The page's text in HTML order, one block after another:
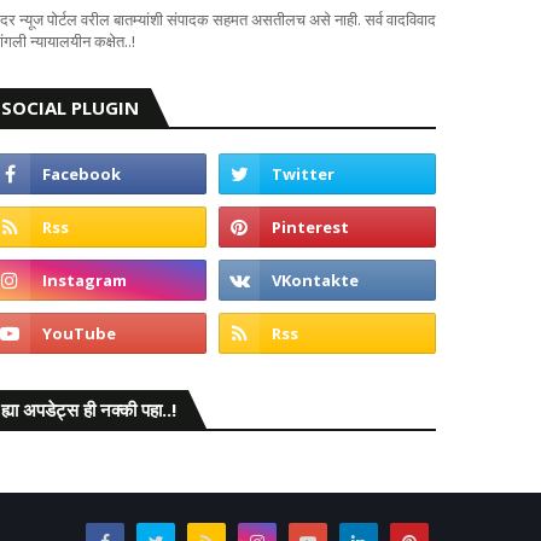
न्यूज पोर्टल वरील बातम्यांशी संपादक सहमत असतीलच असे नाही. सर्व वादविवाद
न्यायालयीन कक्षेत..!
SOCIAL PLUGIN
ह्या अपडेट्स ही नक्की पहा..!